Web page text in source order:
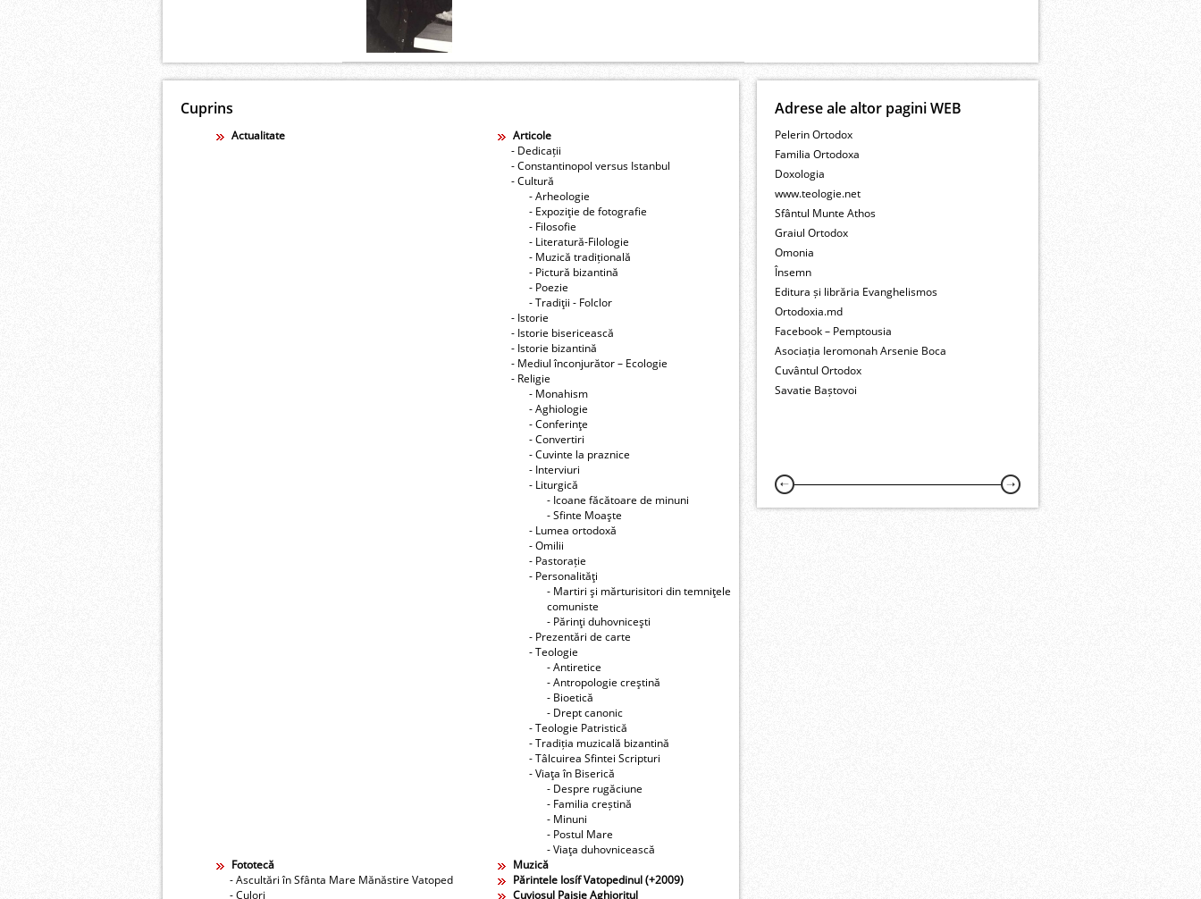
Cuprins
Actualitate
Articole
- Dedicații
- Constantinopol versus Istanbul
- Cultură
- Arheologie
- Expoziţie de fotografie
- Filosofie
- Literatură-Filologie
- Muzică tradițională
- Pictură bizantină
- Poezie
- Tradiţii - Folclor
- Istorie
- Istorie bisericească
- Istorie bizantină
- Mediul înconjurător – Ecologie
- Religie
- Monahism
- Aghiologie
- Conferinţe
- Convertiri
- Cuvinte la praznice
- Interviuri
- Liturgică
- Icoane făcătoare de minuni
- Sfinte Moaşte
- Lumea ortodoxă
- Omilii
- Pastorație
- Personalităţi
- Martiri şi mărturisitori din temniţele
comuniste
- Părinţi duhovniceşti
- Prezentări de carte
- Teologie
- Antiretice
- Antropologie creştină
- Bioetică
- Drept canonic
- Teologie Patristică
- Tradiția muzicală bizantină
- Tâlcuirea Sfintei Scripturi
- Viaţa în Biserică
- Despre rugăciune
- Familia creștină
- Minuni
- Postul Mare
- Viaţa duhovnicească
Fototecă
- Ascultări în Sfânta Mare Mănăstire Vatoped
- Culori
Muzică
Părintele Iosíf Vatopedinul (+2009)
Cuviosul Paisie Aghioritul
Adrese ale altor pagini WEB
Pelerin Ortodox
Familia Ortodoxa
Doxologia
www.teologie.net
Sfântul Munte Athos
Graiul Ortodox
Omonia
Însemn
Editura și librăria Evanghelismos
Ortodoxia.md
Facebook – Pemptousia
Asociația Ieromonah Arsenie Boca
Cuvântul Ortodox
Savatie Baștovoi